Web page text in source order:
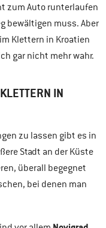
zum Auto runterlaufen
bewältigen muss. Aber
Klettern in Kroatien
gar nicht mehr wahr.
IN
zu lassen gibt es in
Stadt an der Küste
überall begegnet
bei denen man